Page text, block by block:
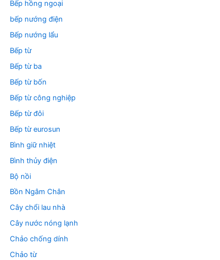
Bếp hồng ngoại
bếp nướng điện
Bếp nướng lẩu
Bếp từ
Bếp từ ba
Bếp từ bốn
Bếp từ công nghiệp
Bếp từ đôi
Bếp từ eurosun
Bình giữ nhiệt
Bình thủy điện
Bộ nồi
Bồn Ngâm Chân
Cây chổi lau nhà
Cây nước nóng lạnh
Chảo chống dính
Chảo từ